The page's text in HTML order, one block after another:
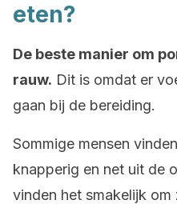
eten?
De beste manier om
rauw. Dit is omdat er
gaan bij de bereiding.
Sommige mensen
knapperig en net uit de
vinden het smakelijk om